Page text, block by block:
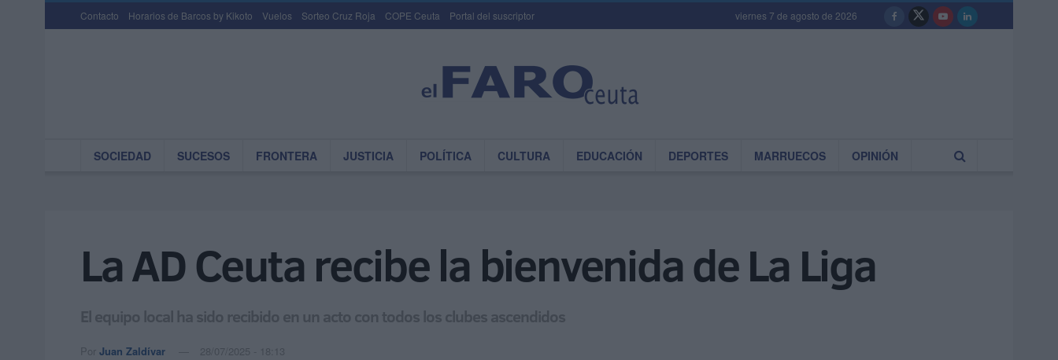
Contacto Horarios de Barcos by Kikoto Vuelos Sorteo Cruz Roja COPE Ceuta Portal del suscriptor viernes 7 de agosto de 2026
SOCIEDAD SUCESOS FRONTERA JUSTICIA POLÍTICA CULTURA EDUCACIÓN DEPORTES MARRUECOS OPINIÓN
La AD Ceuta recibe la bienvenida de La Liga
El equipo local ha sido recibido en un acto con todos los clubes ascendidos
Por Juan Zaldívar 28/07/2025 - 18:13